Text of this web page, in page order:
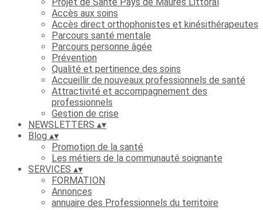
Accès aux soins
Accès direct orthophonistes et kinésithérapeutes
Parcours santé mentale
Parcours personne âgée
Prévention
Qualité et pertinence des soins
Accueillir de nouveaux professionnels de santé
Attractivité et accompagnement des
professionnels
Gestion de crise
NEWSLETTERS ▴▾
Blog ▴▾
Promotion de la santé
Les métiers de la communauté soignante
SERVICES ▴▾
FORMATION
Annonces
annuaire des Professionnels du territoire